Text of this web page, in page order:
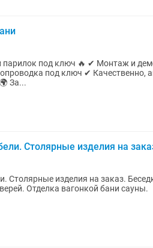
парилок под ключ 🔥 ✔ Монтаж и
под ключ ✔ Качественно,
За...
Столярные изделия на
Столярные изделия на заказ.
Отделка вагонкой бани сауны.